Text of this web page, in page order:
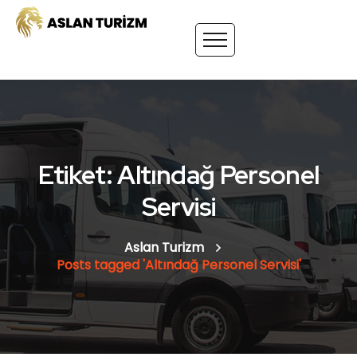
Etiket: Altındağ Personel
Servisi
Aslan Turizm
Posts tagged 'Altındağ Personel Servisi'